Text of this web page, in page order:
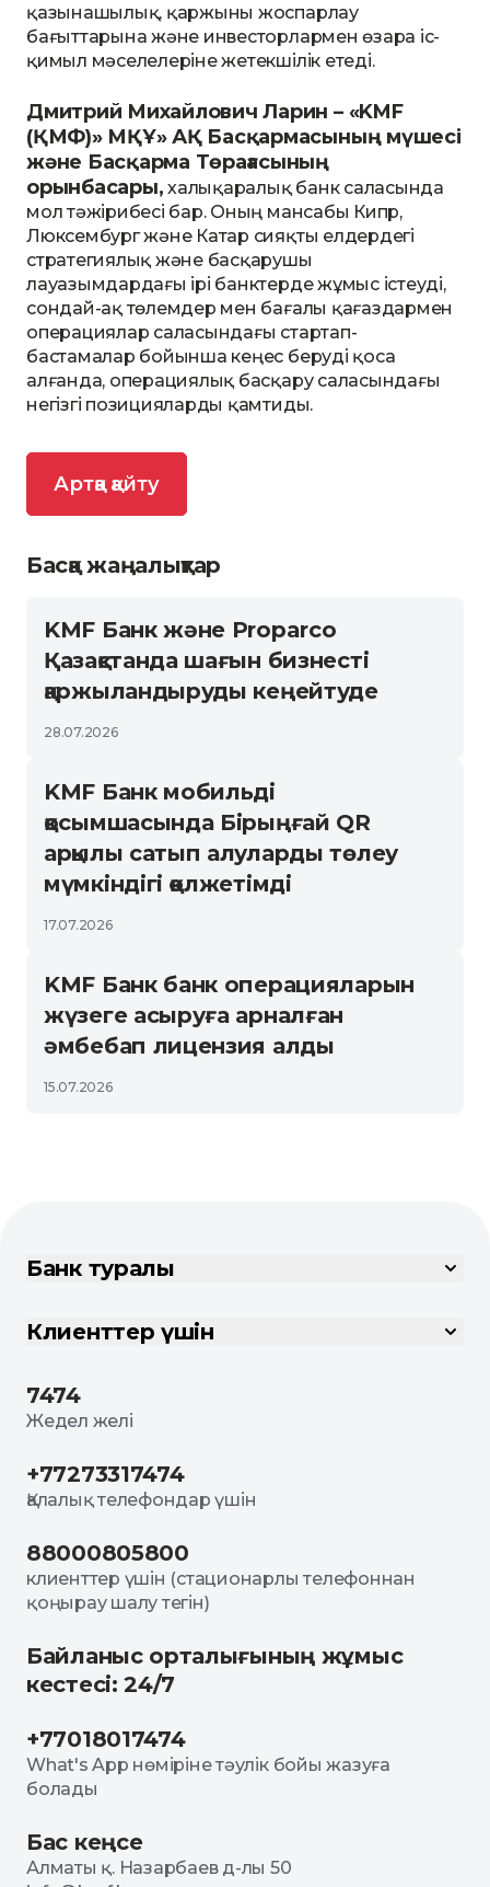
қазынашылық, қаржыны жоспарлау
бағыттарына және инвесторлармен өзара іс-
қимыл мәселелеріне жетекшілік етеді.
Дмитрий Михайлович Ларин– «KMF
(ҚМФ)» МҚҰ» АҚ Басқармасының мүшесі
және Басқарма Төрағасының
орынбасары, халықаралық банк саласында
мол тәжірибесі бар. Оның мансабы Кипр,
Люксембург және Катар сияқты елдердегі
стратегиялық және басқарушы
лауазымдардағы ірі банктерде жұмыс істеуді,
сондай-ақ төлемдер мен бағалы қағаздармен
операциялар саласындағы стартап-
бастамалар бойынша кеңес беруді қоса
алғанда, операциялық басқару саласындағы
негізгі позицияларды қамтиды.
Артқа қайту
Басқа жаңалықтар
KMF Банк және Proparco
Қазақстанда шағын бизнесті
қаржыландыруды кеңейтуде
28.07.2026
KMF Банк мобильді
қосымшасында Бірыңғай QR
арқылы сатып алуларды төлеу
мүмкіндігі қолжетімді
17.07.2026
KMF Банк банк операцияларын
жүзеге асыруға арналған
әмбебап лицензия алды
15.07.2026
Банк туралы
Клиенттер үшін
7474
Жедел желі
+77273317474
Қалалық телефондар үшін
88000805800
клиенттер үшін (стационарлы телефоннан
қоңырау шалу тегін)
Байланыс орталығының жұмыс
кестесі: 24/7
+77018017474
What's App нөміріне тәулік бойы жазуға
болады
Бас кеңсе
Алматы қ. Назарбаев д-лы 50